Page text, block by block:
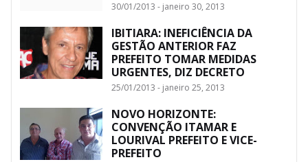
30/01/2013 - janeiro 30, 2013
IBITIARA: INEFICIÊNCIA DA
GESTÃO ANTERIOR FAZ
PREFEITO TOMAR MEDIDAS
URGENTES, DIZ DECRETO
25/01/2013 - janeiro 25, 2013
NOVO HORIZONTE:
CONVENÇÃO ITAMAR E
LOURIVAL PREFEITO E VICE-
PREFEITO